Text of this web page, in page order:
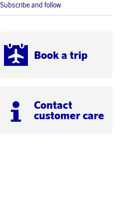
Subscribe and follow
Book a trip
Contact
customer care